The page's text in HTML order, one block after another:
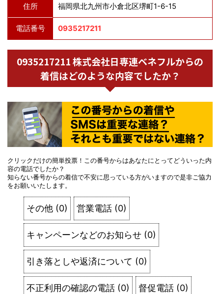
住所 福岡県北九州市小倉北区堺町1-6-15
電話番号 0935217211
0935217211 株式会社日専連ベネフルからの
着信はどのような内容でしたか？
クリックだけの簡単投票！この番号からはあなたにとってどういった内
容の電話でしたか？
知らない番号からの着信で不安に思っている方がいますので是非ご協力
をお願いいたします。
その他 (0) 営業電話 (0)
キャンペーンなどのお知らせ (0)
引き落としや返済について (0)
不正利用の確認の電話 (0) 督促電話 (0)